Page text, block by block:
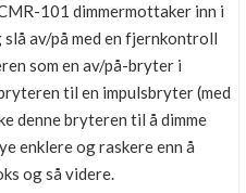
101 dimmermottaker inn i
av/på med en fjernkontroll
som en av/på-bryter i
til en impulsbryter (med
denne bryteren til å dimme
enklere og raskere enn å
og så videre.